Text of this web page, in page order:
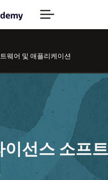
선스 소프
웨어 및 애플리케이션